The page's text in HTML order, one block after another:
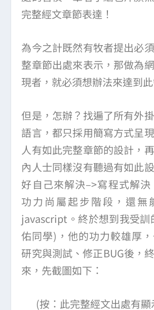
完整經文章節表達！
為今之計既然有牧者提出必
整章節出處來表示，那做為
現者，就必須想辦法來達到此
但是，怎辦？找遍了所有外
語言，都只採用簡寫方式呈
人有如此完整章節的設計，
內人士同樣沒有聽過有如此
好自己來解決–>寫程式解
功力尚屬起步階段，還無
javascript。終於想到我受訓
佑同學)，他的功力較雄厚，
研究與測試、修正BUG後，
來，先截圖如下：
(按：此完整經文出處有顯